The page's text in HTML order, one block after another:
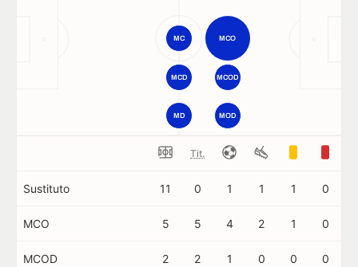
MCO
MOD
MCOD
MCD
MC
MD
Tit.
Sustituto 11 0 1 1 1 0
MCO 5 5 4 2 1 0
MCOD 2 2 1 0 0 0